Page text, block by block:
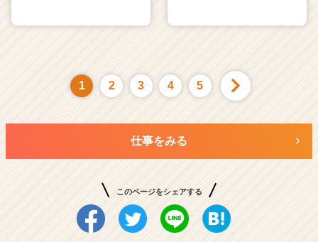
1 2 3 4 5
仕事をみる
このページをシェアする